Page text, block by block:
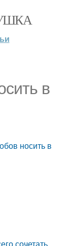
в
носить в